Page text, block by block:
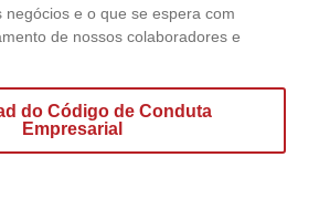
negócios e o que se espera com
de nossos colaboradores e
do Código de Conduta
Empresarial